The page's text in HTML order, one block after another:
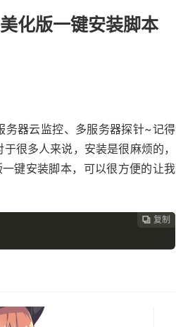
化版一键安装脚本
务器云监控、多服务器探针~记得
很多人来说，安装是很麻烦的，
一键安装脚本，可以很方便的让我
 复制
 复制
 复制
 复制
 复制
 复制
 复制
 复制